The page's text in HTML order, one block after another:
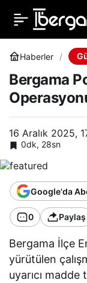
Haberler
Bergama
16 Aralık 2025,
0dk, 28sn
Google'da
0 Paylaş
Bergama İlçe
yürütülen
uyarıcı
Bergama
Uyuşturucu
2 Tutuklama